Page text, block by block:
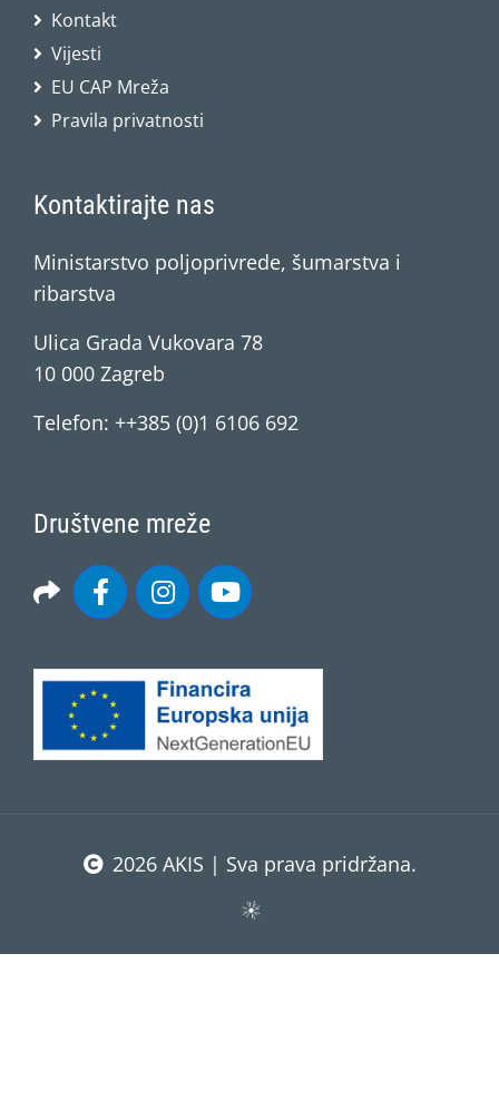
Kontakt
Vijesti
EU CAP Mreža
Pravila privatnosti
Kontaktirajte nas
Ministarstvo poljoprivrede, šumarstva i
ribarstva
Ulica Grada Vukovara 78
10 000 Zagreb
Telefon: ++385 (0)1 6106 692
Društvene mreže
2026 AKIS | Sva prava pridržana.